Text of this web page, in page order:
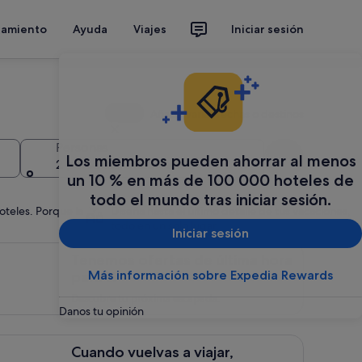
Ayuda Viajes Iniciar sesión
Los miembros pueden ahorrar al menos
un 10 % en más de 100 000 hoteles de
todo el mundo tras iniciar sesión.
Iniciar sesión
Más información sobre Expedia Rewards
Danos tu opinión
Añadir varias fechas o destinos
Personas
2 personas, 1 habitación
Buscar
Porque la
todo en un solo lugar.
para ti
ofertas de &uacute;ltima hora para ti, <span
Cuando vuelvas a viajar,